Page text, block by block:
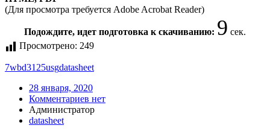
(Для просмотра требуется Adobe Acrobat Reader)
Подождите, идет подготовка к скачиванию: 9 сек.
Просмотрено: 249
7wbd3125usgdatasheet
28 января, 2020
Комментариев нет
Администратор
datasheet